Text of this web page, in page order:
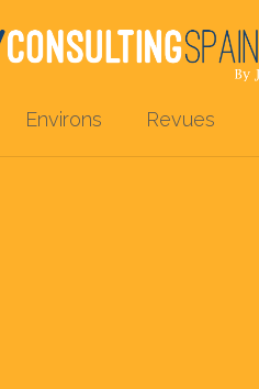
Environs Revues